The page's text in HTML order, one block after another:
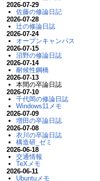
2026-07-29
佐藤の修論日記
2026-07-28
辻の修論日誌
2026-07-24
オープンキャンパス
2026-07-15
沼野の修論日誌
2026-07-14
耐候性鋼橋
2026-07-13
本間の卒論日誌
2026-07-10
千代岡の修論日誌
Windows11メモ
2026-07-09
増田の卒論日誌
2026-07-08
衣川の卒論日誌
構造研_ゼミ
2026-06-18
交通情報
TeXメモ
2026-06-11
Ubuntuメモ